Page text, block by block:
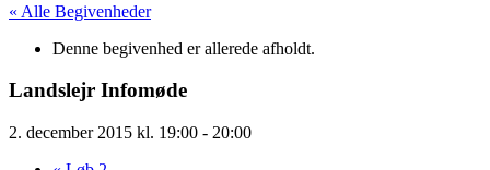
« Alle Begivenheder
Denne begivenhed er allerede afholdt.
Landslejr Infomøde
2. december 2015 kl. 19:00 - 20:00